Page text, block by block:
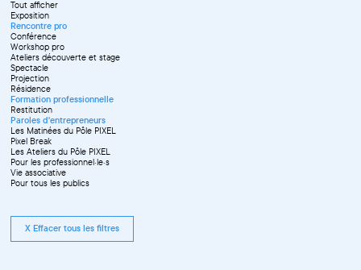
Tout afficher
Exposition
Rencontre pro
Conférence
Workshop pro
Ateliers découverte et stage
Spectacle
Projection
Résidence
Formation professionnelle
Restitution
Paroles d'entrepreneurs
Les Matinées du Pôle PIXEL
Pixel Break
Les Ateliers du Pôle PIXEL
Pour les professionnel·le·s
Vie associative
Pour tous les publics
X Effacer tous les filtres